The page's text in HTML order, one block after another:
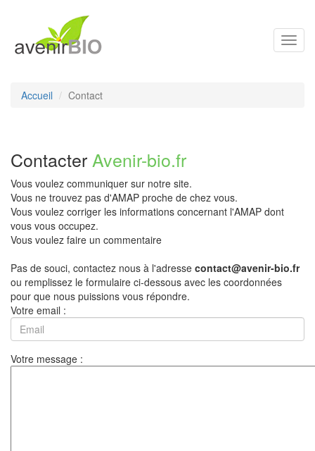
Accueil Contact
Contacter Avenir-bio.fr
Vous voulez communiquer sur notre site.
Vous ne trouvez pas d'AMAP proche de chez vous.
Vous voulez corriger les informations concernant l'AMAP dont
vous vous occupez.
Vous voulez faire un commentaire
Pas de souci, contactez nous à l'adresse contact@avenir-bio.fr
ou remplissez le formulaire ci-dessous avec les coordonnées
pour que nous puissions vous répondre.
Votre email :
Votre message :